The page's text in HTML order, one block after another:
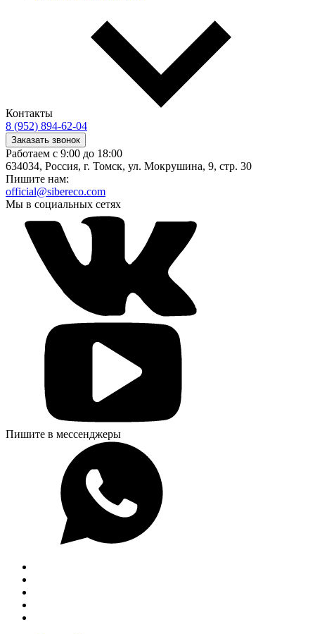
Контакты
8 (952) 894-62-04
Заказать звонок
Работаем с 9:00 до 18:00
634034, Россия, г. Томск, ул. Мокрушина, 9, стр. 30
Пишите нам:
official@sibereco.com
Мы в социальных сетях
Пишите в мессенджеры